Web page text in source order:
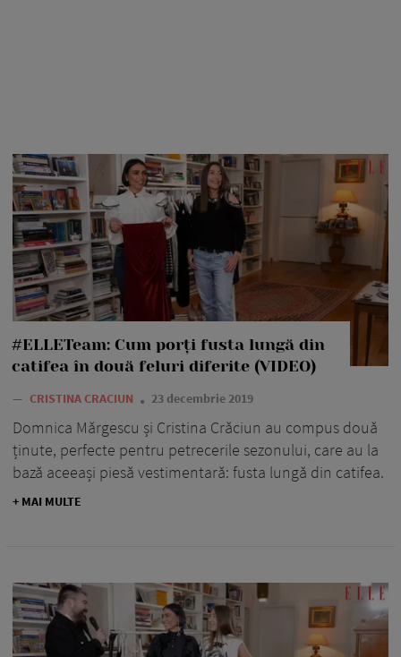
#ELLETeam: Cum porți fusta lungă din
catifea în două feluri diferite (VIDEO)
— CRISTINA CRACIUN 23 decembrie 2019
Domnica Mărgescu și Cristina Crăciun au compus două
ținute, perfecte pentru petrecerile sezonului, care au la
bază aceeași piesă vestimentară: fusta lungă din catifea.
+ MAI MULTE